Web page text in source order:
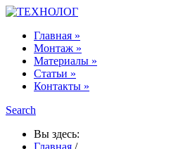
Главная »
Монтаж »
Материалы »
Статьи »
Контакты »
Search
Вы здесь:
Главная /